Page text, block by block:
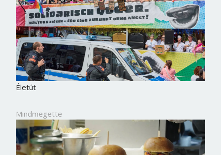
Életút
Mindmegette